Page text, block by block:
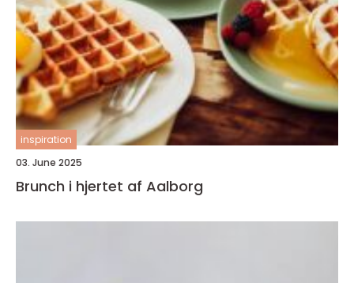
inspiration
03. June 2025
Brunch i hjertet af Aalborg